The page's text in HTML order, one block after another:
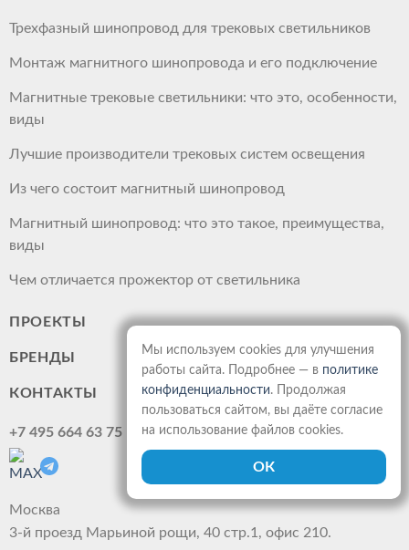
Трехфазный шинопровод для трековых светильников
Монтаж магнитного шинопровода и его подключение
Магнитные трековые светильники: что это, особенности,
виды
Лучшие производители трековых систем освещения
Из чего состоит магнитный шинопровод
Магнитный шинопровод: что это такое, преимущества,
виды
Чем отличается прожектор от светильника
ПРОЕКТЫ
БРЕНДЫ
КОНТАКТЫ
+7 495 664 63 75
Москва
3-й проезд Марьиной рощи, 40 стр.1, офис 210.
Мы используем cookies для улучшения
работы сайта. Подробнее — в политике
конфиденциальности. Продолжая
пользоваться сайтом, вы даёте согласие
на использование файлов cookies.